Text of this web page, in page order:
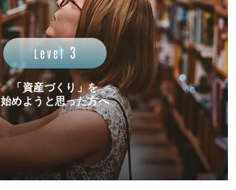
「資産づくり」を
始めようと思った方へ